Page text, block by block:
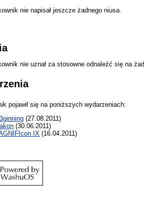
nie napisał jeszcze żadnego niusa.
nie uznał za stosowne odnaleźć się na
pojawił się na poniższych wydarzeniach:
(27.08.2011)
(30.06.2011)
IX (16.04.2011)